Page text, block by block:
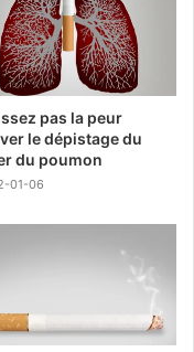
pas la peur
le dépistage du
du poumon
01-06